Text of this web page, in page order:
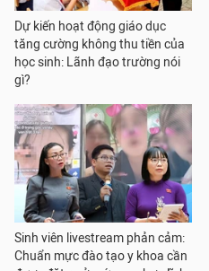
Dự kiến hoạt động giáo dục
tăng cường không thu tiền của
học sinh: Lãnh đạo trường nói
gì?
Sinh viên livestream phản cảm:
Chuẩn mực đào tạo y khoa cần